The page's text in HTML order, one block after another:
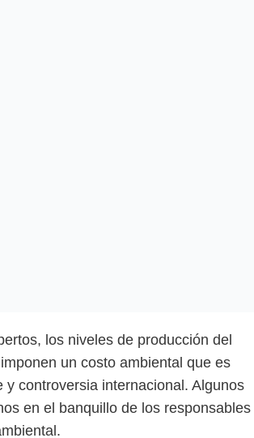
los niveles de producción del
un costo ambiental que es
y controversia internacional. Algunos
en el banquillo de los responsables